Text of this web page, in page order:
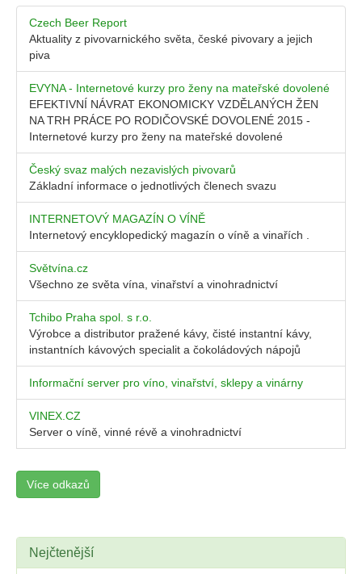
Czech Beer Report
Aktuality z pivovarnického světa, české pivovary a jejich
piva
EVYNA - Internetové kurzy pro ženy na mateřské dovolené
EFEKTIVNÍ NÁVRAT EKONOMICKY VZDĚLANÝCH ŽEN
NA TRH PRÁCE PO RODIČOVSKÉ DOVOLENÉ 2015 -
Internetové kurzy pro ženy na mateřské dovolené
Český svaz malých nezavislých pivovarů
Základní informace o jednotlivých členech svazu
INTERNETOVÝ MAGAZÍN O VÍNĚ
Internetový encyklopedický magazín o víně a vinařích .
Světvína.cz
Všechno ze světa vína, vinařství a vinohradnictví
Tchibo Praha spol. s r.o.
Výrobce a distributor pražené kávy, čisté instantní kávy,
instantních kávových specialit a čokoládových nápojů
Informační server pro víno, vinařství, sklepy a vinárny
VINEX.CZ
Server o víně, vinné révě a vinohradnictví
Více odkazů
Nejčtenější